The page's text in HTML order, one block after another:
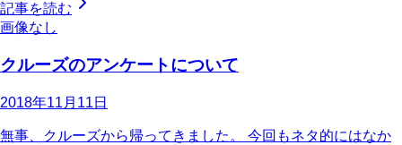
記事を読む
画像なし
クルーズのアンケートについて
2018年11月11日
無事、クルーズから帰ってきました。 今回もネタ的にはなか